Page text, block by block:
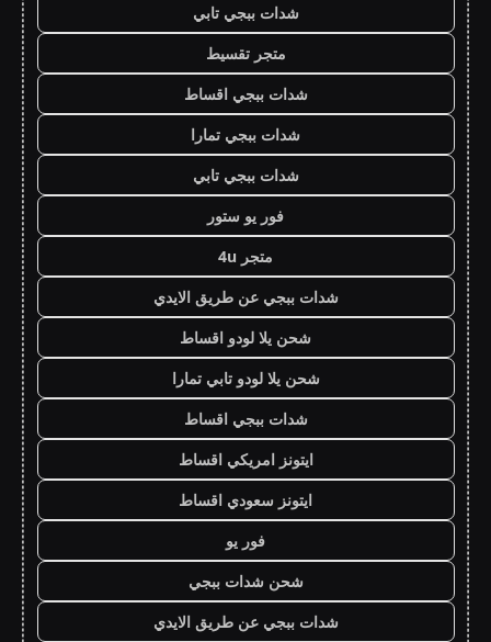
شدات ببجي تابي
متجر تقسيط
شدات ببجي اقساط
شدات ببجي تمارا
شدات ببجي تابي
فور يو ستور
متجر 4u
شدات ببجي عن طريق الايدي
شحن يلا لودو اقساط
شحن يلا لودو تابي تمارا
شدات ببجي اقساط
ايتونز امريكي اقساط
ايتونز سعودي اقساط
فور يو
شحن شدات ببجي
شدات ببجي عن طريق الايدي